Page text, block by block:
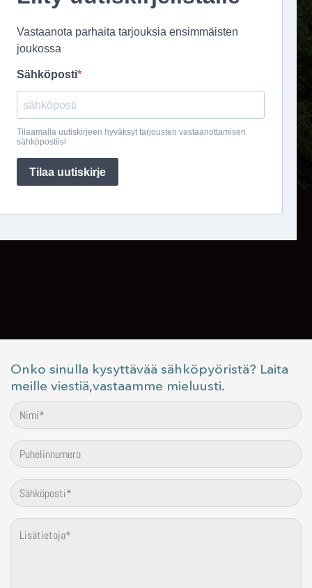
Onko sinulla kysyttävää sähköpyöristä? Laita
meille viestiä,vastaamme mieluusti.